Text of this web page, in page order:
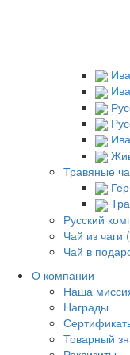
Травяные
Русский
Чай из чаги
Чай в
О компании
Наша
Награды
Товарный